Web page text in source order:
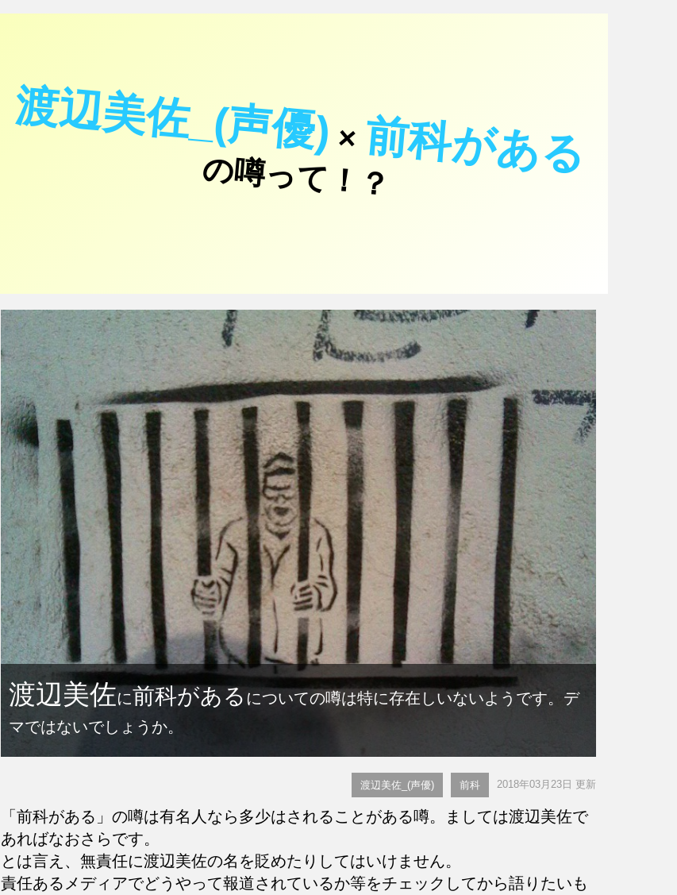
渡辺美佐_(声優) × 前科がある
の噂って！？
渡辺美佐に前科がある についての噂は特に存在しいないようです。デ
マではないでしょうか。
渡辺美佐_(声優) 前科 2018年03月23日 更新
「前科がある」の噂は有名人なら多少はされることがある噂。ましては渡辺美佐で
あればなおさらです。
とは言え、無責任に渡辺美佐の名を貶めたりしてはいけません。
責任あるメディアでどうやって報道されているか等をチェックしてから語りたいも